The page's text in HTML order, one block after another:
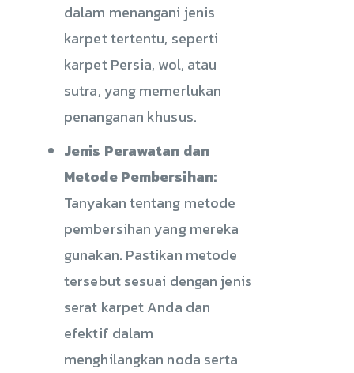
dalam menangani jenis
karpet tertentu, seperti
karpet Persia, wol, atau
sutra, yang memerlukan
penanganan khusus.
Jenis Perawatan dan
Metode Pembersihan:
Tanyakan tentang metode
pembersihan yang mereka
gunakan. Pastikan metode
tersebut sesuai dengan jenis
serat karpet Anda dan
efektif dalam
menghilangkan noda serta